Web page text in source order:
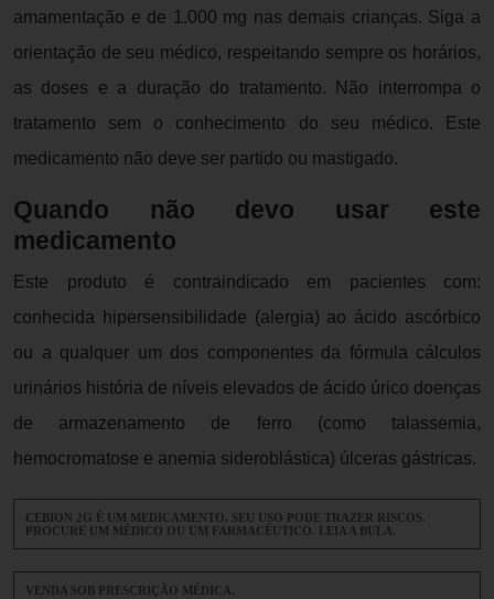
amamentação e de 1.000 mg nas demais crianças. Siga a
orientação de seu médico, respeitando sempre os horários,
as doses e a duração do tratamento. Não interrompa o
tratamento sem o conhecimento do seu médico. Este
medicamento não deve ser partido ou mastigado.
Quando não devo usar este
medicamento
Este produto é contraindicado em pacientes com:
conhecida hipersensibilidade (alergia) ao ácido ascórbico
ou a qualquer um dos componentes da fórmula cálculos
urinários história de níveis elevados de ácido úrico doenças
de armazenamento de ferro (como talassemia,
hemocromatose e anemia sideroblástica) úlceras gástricas.
CEBION 2G É UM MEDICAMENTO. SEU USO PODE TRAZER RISCOS.
PROCURE UM MÉDICO OU UM FARMACÊUTICO. LEIA A BULA.
VENDA SOB PRESCRIÇÃO MÉDICA.